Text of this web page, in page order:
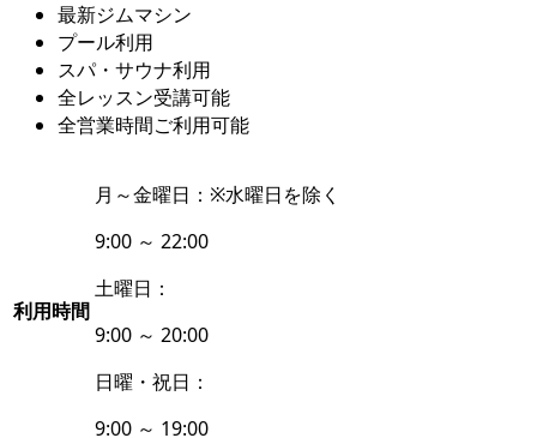
最新ジムマシン
プール利用
スパ・サウナ利用
全レッスン受講可能
全営業時間ご利用可能
利用時間
月～金曜日： ※水曜日を除く
9:00 ～ 22:00
土曜日：
9:00 ～ 20:00
日曜・祝日：
9:00 ～ 19:00